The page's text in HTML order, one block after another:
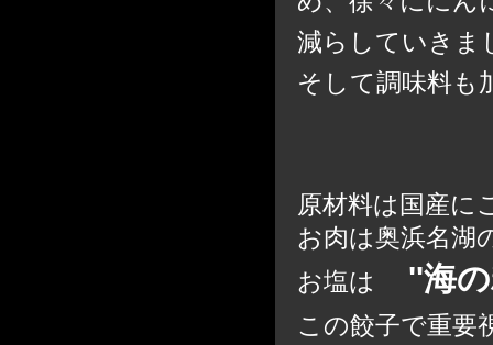
減らしていきま
そして調味料も
原材料は国産に
お肉は奥浜名湖
お塩は ''海
この餃子で重要